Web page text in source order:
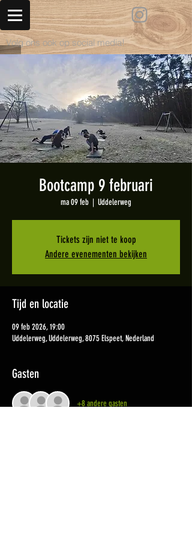
Volg ons ook op social media!
Bootcamp 9 februari
ma 09 feb
  |
Uddelerweg
Tickets zijn niet te koop
Andere evenementen bekijken
Tijd en locatie
09 feb 2026, 19:00
Uddelerweg, Uddelerweg, 8075 Elspeet, Nederland
Gasten
+8 andere gasten